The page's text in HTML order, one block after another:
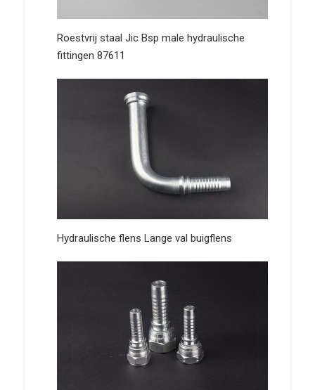
Roestvrij staal Jic Bsp male hydraulische
fittingen 87611
Hydraulische flens Lange val buigflens